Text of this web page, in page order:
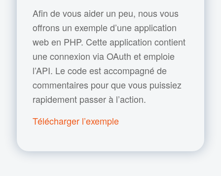
Afin de vous aider un peu, nous vous
offrons un exemple d’une application
web en PHP. Cette application contient
une connexion via OAuth et emploie
l’API. Le code est accompagné de
commentaires pour que vous puissiez
rapidement passer à l’action.
Télécharger l’exemple